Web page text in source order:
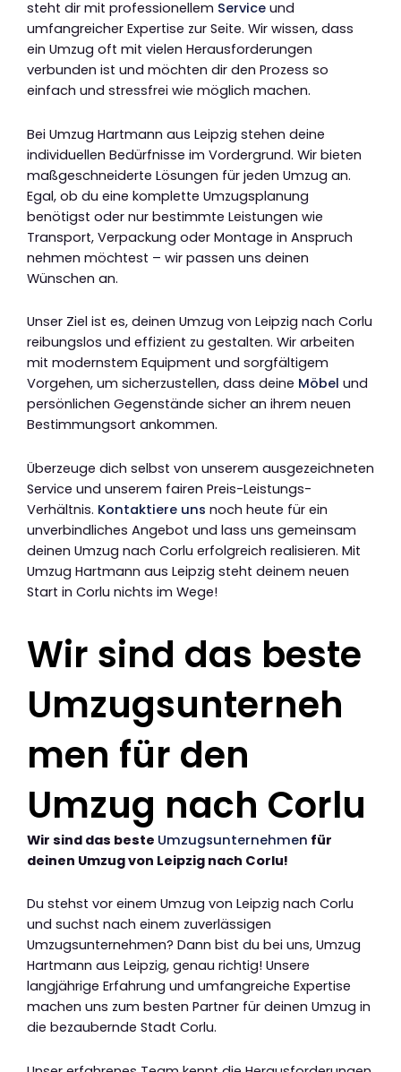
steht dir mit professionellem Service und
umfangreicher Expertise zur Seite. Wir wissen, dass
ein Umzug oft mit vielen Herausforderungen
verbunden ist und möchten dir den Prozess so
einfach und stressfrei wie möglich machen.
Bei Umzug Hartmann aus Leipzig stehen deine
individuellen Bedürfnisse im Vordergrund. Wir bieten
maßgeschneiderte Lösungen für jeden Umzug an.
Egal, ob du eine komplette Umzugsplanung
benötigst oder nur bestimmte Leistungen wie
Transport, Verpackung oder Montage in Anspruch
nehmen möchtest – wir passen uns deinen
Wünschen an.
Unser Ziel ist es, deinen Umzug von Leipzig nach Corlu
reibungslos und effizient zu gestalten. Wir arbeiten
mit modernstem Equipment und sorgfältigem
Vorgehen, um sicherzustellen, dass deine Möbel und
persönlichen Gegenstände sicher an ihrem neuen
Bestimmungsort ankommen.
Überzeuge dich selbst von unserem ausgezeichneten
Service und unserem fairen Preis-Leistungs-
Verhältnis. Kontaktiere uns noch heute für ein
unverbindliches Angebot und lass uns gemeinsam
deinen Umzug nach Corlu erfolgreich realisieren. Mit
Umzug Hartmann aus Leipzig steht deinem neuen
Start in Corlu nichts im Wege!
Wir sind das beste
Umzugsunterneh
men für den
Umzug nach Corlu
Wir sind das beste Umzugsunternehmen für
deinen Umzug von Leipzig nach Corlu!
Du stehst vor einem Umzug von Leipzig nach Corlu
und suchst nach einem zuverlässigen
Umzugsunternehmen? Dann bist du bei uns, Umzug
Hartmann aus Leipzig, genau richtig! Unsere
langjährige Erfahrung und umfangreiche Expertise
machen uns zum besten Partner für deinen Umzug in
die bezaubernde Stadt Corlu.